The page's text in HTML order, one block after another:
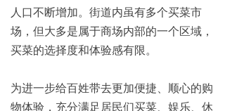
人口不断增加。街道内虽有多个买菜市
场，但大多是属于商场内部的一个区域，
买菜的选择度和体验感有限。
为进一步给百姓带去更加便捷、顺心的购
物体验，充分满足居民们买菜、娱乐、休